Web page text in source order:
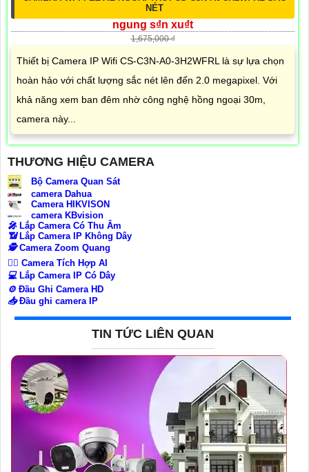
NÉT
ngung s₫n xu₫t
1,675,000 ₫
Thiết bị Camera IP Wifi CS-C3N-A0-3H2WFRL là sự lựa chọn
hoàn hảo với chất lượng sắc nét lên đến 2.0 megapixel. Với
khả năng xem ban đêm nhờ công nghệ hồng ngoại 30m,
camera này...
THƯƠNG HIỆU CAMERA
Bộ Camera Quan Sát
camera Dahua
Camera HIKVISON
camera KBvision
️🎤️ Lắp Camera Có Thu Âm
📶 Lắp Camera IP Không Dây
🕵️Camera Zoom Quang
🧛‍♀️ Camera Tích Hợp AI
💻Lắp Camera IP Có Dây
⚙️Đầu Ghi Camera HD
📥Đầu ghi camera IP
TIN TỨC LIÊN QUAN